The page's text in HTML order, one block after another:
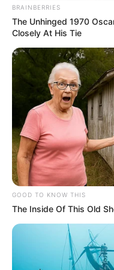
(foto:
BRAINBERRIES
The Unhinged 1970
Closely At His Tie
GOOD TO KNOW THIS
The Inside Of This Old